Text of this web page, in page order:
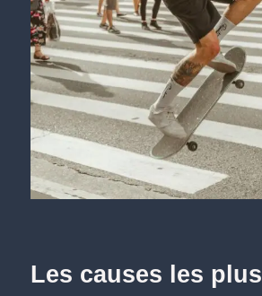
Les causes les plus